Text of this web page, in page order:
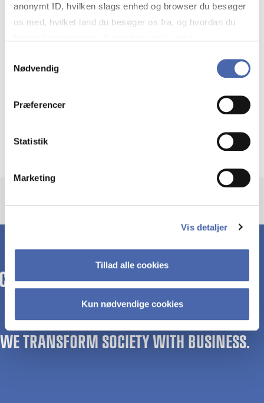
anonymt ID, hvilken slags enhed og browser du besøger
os med, hvilket land du besøger os fra, og hvordan du
markedsføring. Du bestemmer selv - og kan altid trække
Nødvendig
Præferencer
Statistik
Marketing
Vis detaljer
Tillad alle cookies
Kun nødvendige cookies
Danish Business History
WE TRANSFORM SOCIETY WITH BUSINESS.